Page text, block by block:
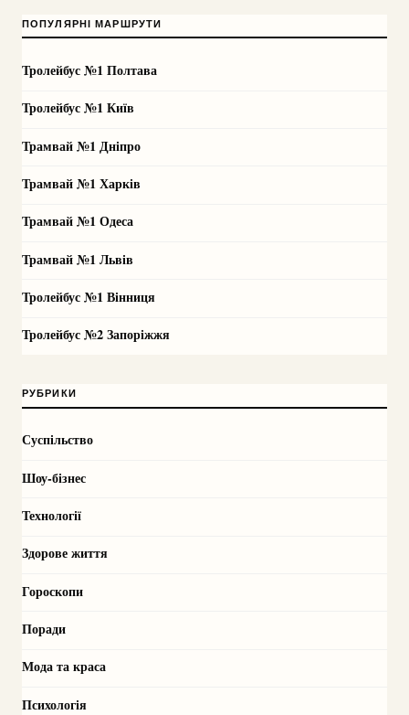
ПОПУЛЯРНІ МАРШРУТИ
Тролейбус №1 Полтава
Тролейбус №1 Київ
Трамвай №1 Дніпро
Трамвай №1 Харків
Трамвай №1 Одеса
Трамвай №1 Львів
Тролейбус №1 Вінниця
Тролейбус №2 Запоріжжя
РУБРИКИ
Суспільство
Шоу-бізнес
Технології
Здорове життя
Гороскопи
Поради
Мода та краса
Психологія